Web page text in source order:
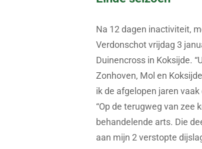
Na 12 dagen inactiviteit,
Verdonschot vrijdag 3
Duinencross in Koksijde.
Zonhoven, Mol en
ik de afgelopen jaren
“Op de terugweg van zee
behandelende arts. Die
aan mijn 2 verstopte